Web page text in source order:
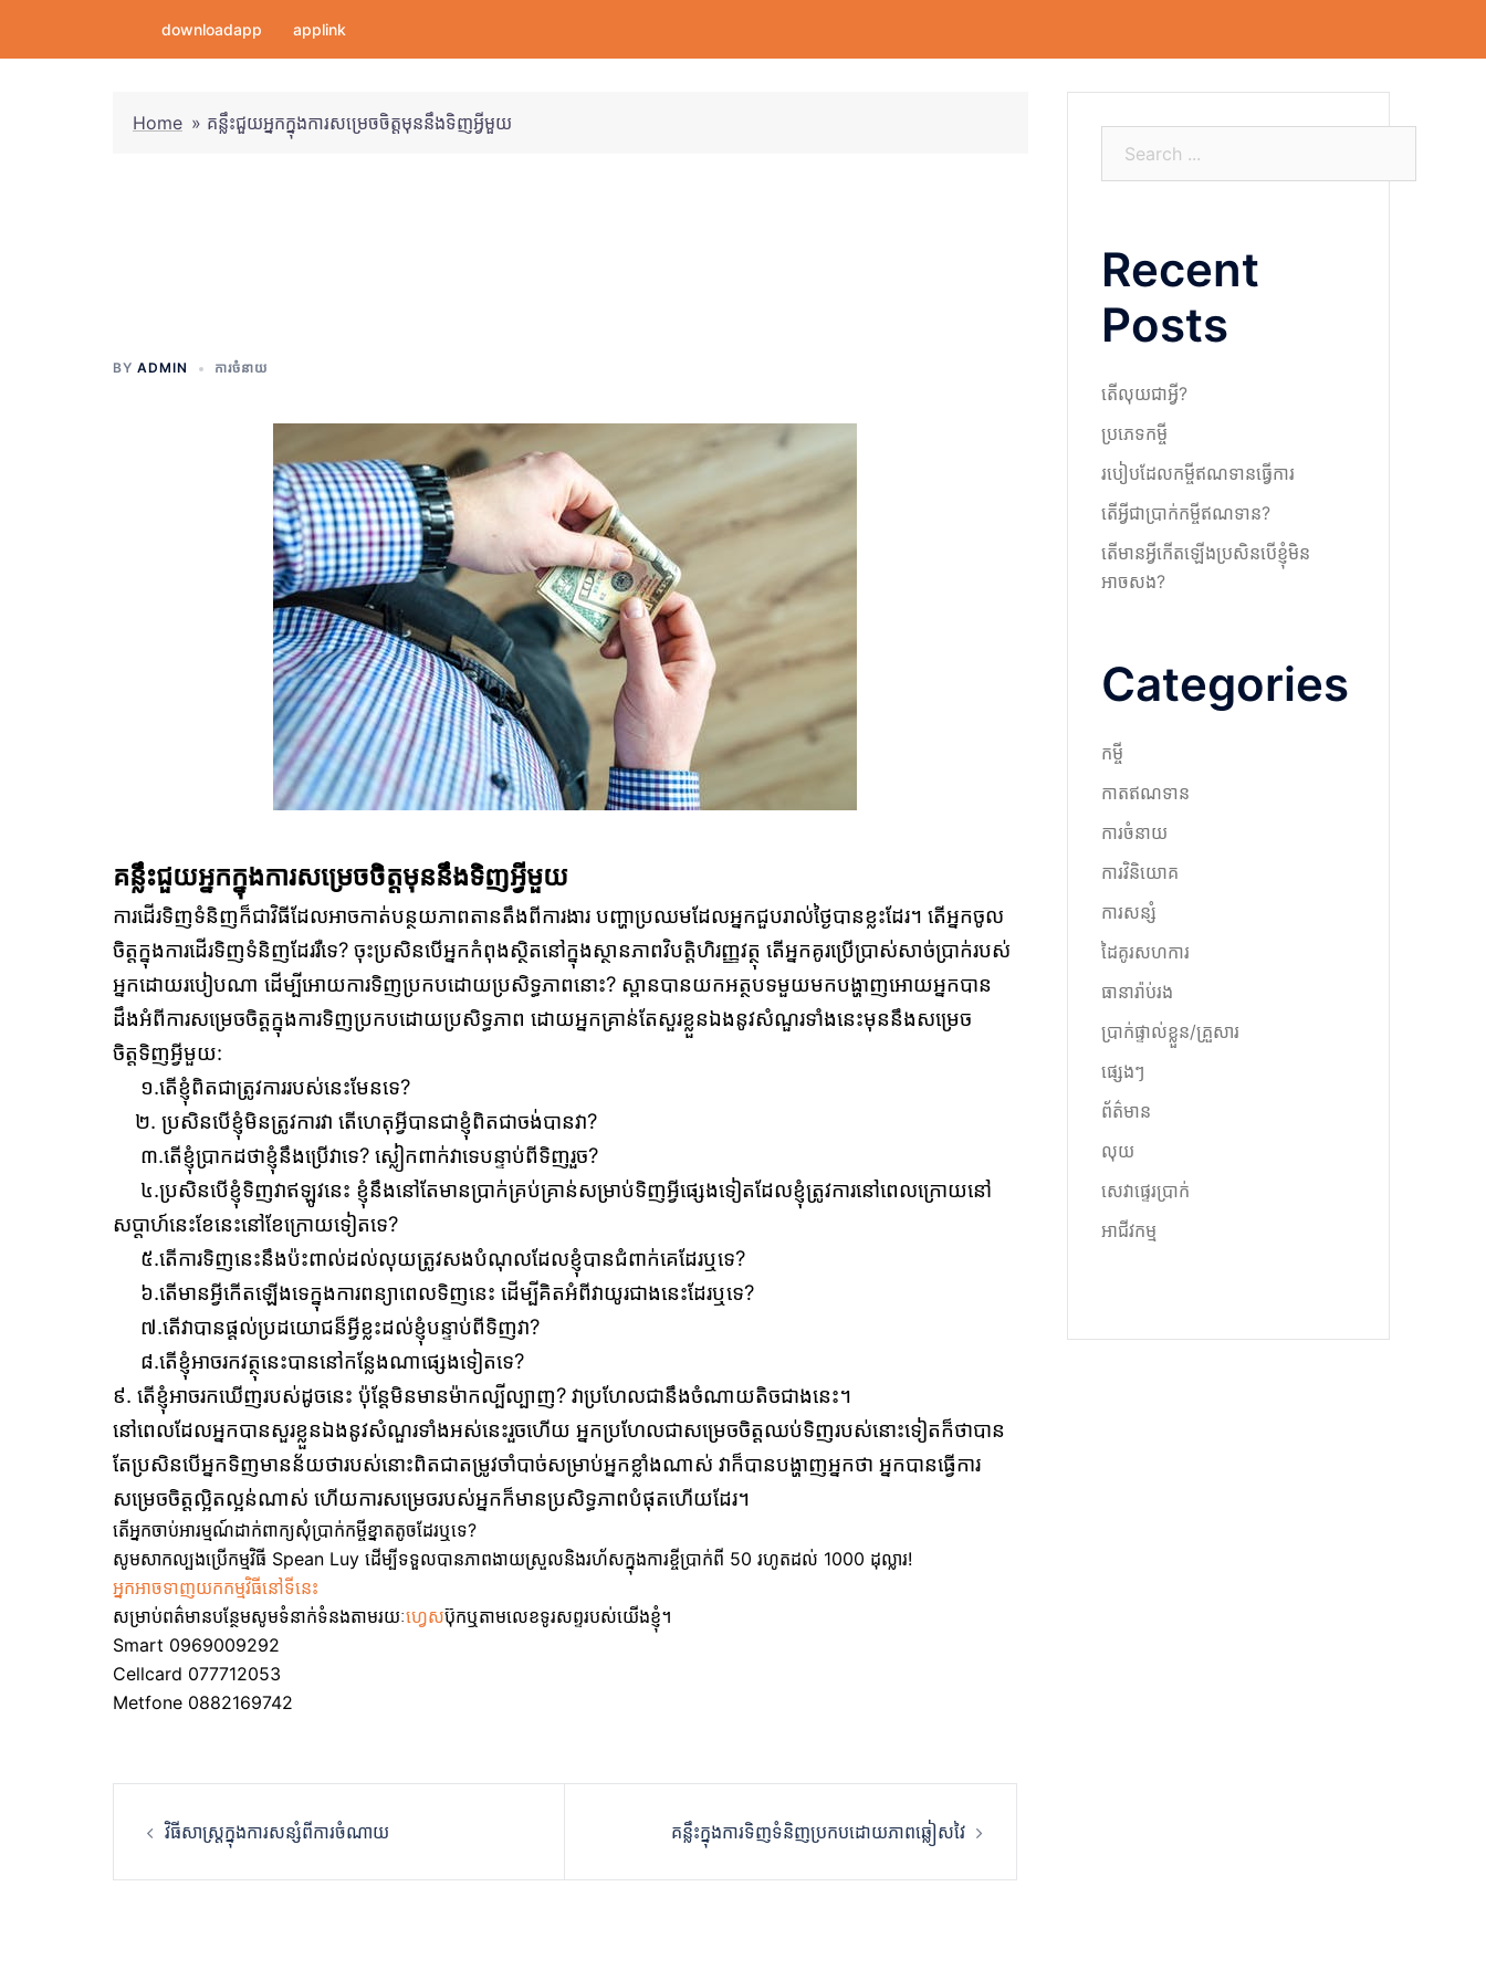
downloadapp applink
Home » គន្លឹះជួយអ្នកក្នុងការសម្រេចចិត្តមុននឹងទិញអ្វីមួយ
BY ADMIN ការចំនាយ
គន្លឹះជួយអ្នកក្នុងការសម្រេចចិត្តមុននឹងទិញអ្វីមួយ
ការដើរទិញទំនិញក៏ជាវិធីដែលអាចកាត់បន្ថយភាពតានតឹងពីការងារ បញ្ហាប្រឈមដែលអ្នកជួបរាល់ថ្ងៃបានខ្លះដែរ។ តើអ្នកចូល
ចិត្តក្នុងការដើរទិញទំនិញដែររឺទេ? ចុះប្រសិនបើអ្នកកំពុងស្ថិតនៅក្នុងស្ថានភាពវិបត្តិហិរញ្ញវត្ថុ តើអ្នកគូរប្រើប្រាស់សាច់ប្រាក់របស់
អ្នកដោយរបៀបណា ដើម្បីអោយការទិញប្រកបដោយប្រសិទ្ធភាពនោះ? ស្ពានបានយកអត្ថបទមួយមកបង្ហាញអោយអ្នកបាន
ដឹងអំពីការសម្រេចចិត្តក្នុងការទិញប្រកបដោយប្រសិទ្ធភាព ដោយអ្នកគ្រាន់តែសួរខ្លួនឯងនូវសំណួរទាំងនេះមុននឹងសម្រេច
ចិត្តទិញអ្វីមួយ:
១.តើខ្ញុំពិតជាត្រូវការរបស់នេះមែនទេ?
២. ប្រសិនបើខ្ញុំមិនត្រូវការវា​ តើហេតុអ្វីបានជាខ្ញុំពិតជាចង់បានវា?
៣.តើខ្ញុំប្រាកដថាខ្ញុំនឹងប្រើវាទេ? ស្លៀក​ពាក់​វាទេបន្ទាប់ពីទិញរួច?
៤.ប្រសិនបើខ្ញុំទិញវាឥឡូវនេះ​ ខ្ញុំនឹងនៅតែមានប្រាក់គ្រប់គ្រាន់សម្រាប់ទិញអ្វីផ្សេងទៀតដែលខ្ញុំត្រូវការនៅពេលក្រោយនៅ
សប្តាហ៍នេះខែនេះនៅខែក្រោយទៀតទេ?
៥.តើការទិញនេះនឹងប៉ះពាល់ដល់លុយត្រូវសងបំណុលដែលខ្ញុំបានជំពាក់គេដែរឬទេ?
៦.តើមានអ្វីកើតឡើងទេក្នុងការពន្យាពេលទិញនេះ ដើម្បីគិតអំពីវាយូរជាងនេះដែរឬទេ?
៧.តើវាបានផ្ដល់ប្រដយោជន៏អ្វីខ្លះដល់ខ្ញុំបន្ទាប់ពីទិញវា?
៨.តើខ្ញុំអាចរកវត្ថុនេះបាននៅកន្លែងណាផ្សេងទៀតទេ?
៩. តើខ្ញុំអាចរកឃើញរបស់ដូចនេះ ប៉ុន្ដែមិនមានម៉ាកល្បីល្បាញ? វាប្រហែលជានឹងចំណាយតិចជាងនេះ។
នៅពេលដែលអ្នកបានសួរខ្លួនឯងនូវសំណួរទាំងអស់នេះរួចហើយ អ្នកប្រហែលជាសម្រេចចិត្តឈប់ទិញរបស់នោះទៀតក៏ថាបាន
តែប្រសិនបើអ្នកទិញមានន័យថារបស់នោះពិតជាតម្រូវចាំបាច់សម្រាប់អ្នកខ្លាំងណាស់ វាក៏បានបង្ហាញអ្នកថា អ្នកបានធ្វើការ
សម្រេចចិត្តល្អិតល្អន់ណាស់ ហើយការសម្រេចរបស់អ្នកក៏មានប្រសិទ្ធភាពបំផុតហើយដែរ។
តើអ្នកចាប់អារម្មណ៍ដាក់ពាក្យសុំប្រាក់កម្ចីខ្នាតតូចដែរឬទេ?
សូមសាកល្បងប្រើកម្មវិធី Spean Luy ដើម្បីទទួលបានភាពងាយស្រួលនិងរហ័សក្នុងការខ្ចីប្រាក់ពី 50 រហូតដល់ 1000 ដុល្លារ!
អ្នកអាចទាញយកកម្មវិធីនៅទីនេះ
សម្រាប់ពត៌មានបន្ថែមសូមទំនាក់ទំនងតាមរយៈហ្វេសប៊ុកឬតាមលេខទូរសព្ទរបស់យើងខ្ញុំ។
Smart 0969009292
Cellcard 077712053
Metfone 0882169742
Post
navigation
វិធីសាស្ត្រក្នុងការសន្សំពីការចំណាយ គន្លឹះក្នុងការទិញទំនិញប្រកបដោយភាពឆ្លៀសវៃ
c
h
Recent
Posts
តើលុយជាអ្វី?
ប្រភេទកម្ចី
របៀបដែលកម្ចីឥណទានធ្វើការ
តើអ្វីជាប្រាក់កម្ចីឥណទាន?
តើមានអ្វីកើតឡើងប្រសិនបើខ្ញុំមិន
អាចសង?
Categories
កម្ចី
កាតឥណទាន
ការចំនាយ
ការវិនិយោគ
ការសន្សំ
ដៃគូរសហការ
ធានារ៉ាប់រង
ប្រាក់ផ្ទាល់ខ្លួន/គ្រួសារ
ផ្សេងៗ
ព័ត៌មាន
លុយ
សេវាផ្ទេរប្រាក់
អាជីវកម្ម